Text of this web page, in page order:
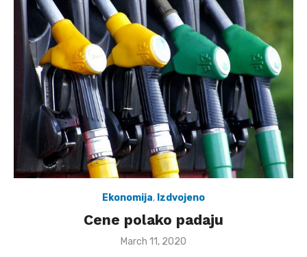
Ekonomija, Izdvojeno
Cene polako padaju
Posted
March 11, 2020